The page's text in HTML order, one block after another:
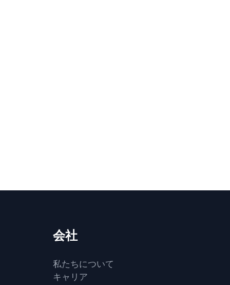
会社
私たちについて
キャリア